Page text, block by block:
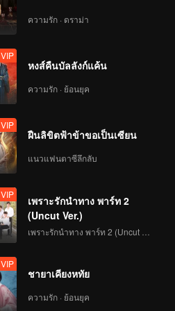
ความรัก · ดราม่า
VIP
หงส์คืนบัลลังก์แค้น
ความรัก · ย้อนยุค
VIP
ฝืนลิขิตฟ้าข้าขอเป็นเซียน
แนวแฟนตาซีลึกลับ
VIP
เพราะรักนำทาง พาร์ท 2
(Uncut Ver.)
VIP
ชายาเคียงหทัย
ความรัก · ย้อนยุค